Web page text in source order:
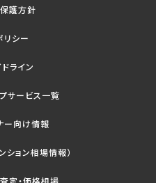
護方針
リシー
ライン
サービス一覧
ー向け情報
ション相場情報）
定・価格相場